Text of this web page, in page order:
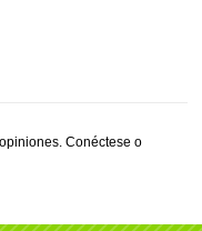
Conéctese o